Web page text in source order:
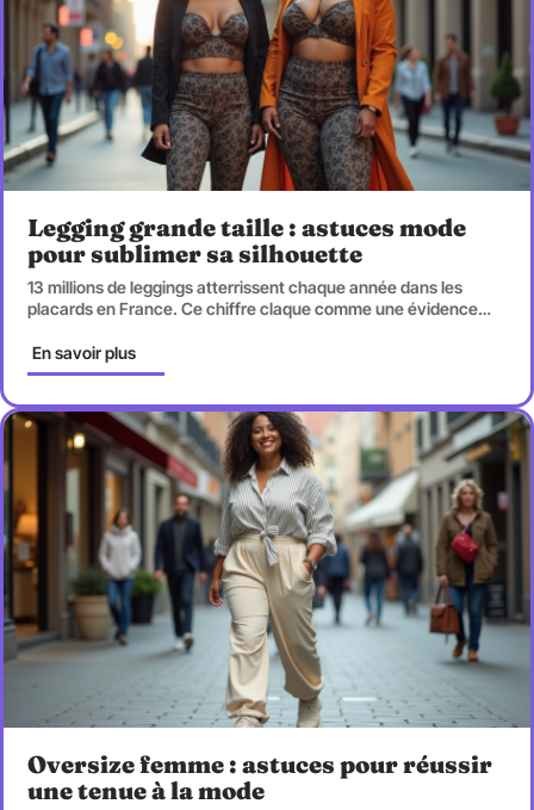
Legging grande taille : astuces mode
pour sublimer sa silhouette
13 millions de leggings atterrissent chaque année dans les
placards en France. Ce chiffre claque comme une évidence…
En savoir plus
Oversize femme : astuces pour réussir
une tenue à la mode